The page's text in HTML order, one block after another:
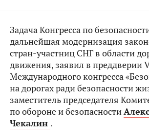
Задача Конгресса по
дальнейшая модернизация
стран-участниц СНГ в области
движения, заявил в преддверии
Международного конгресса
на дорогах ради безопасности
заместитель председателя
по обороне и безопасности
Чекалин .